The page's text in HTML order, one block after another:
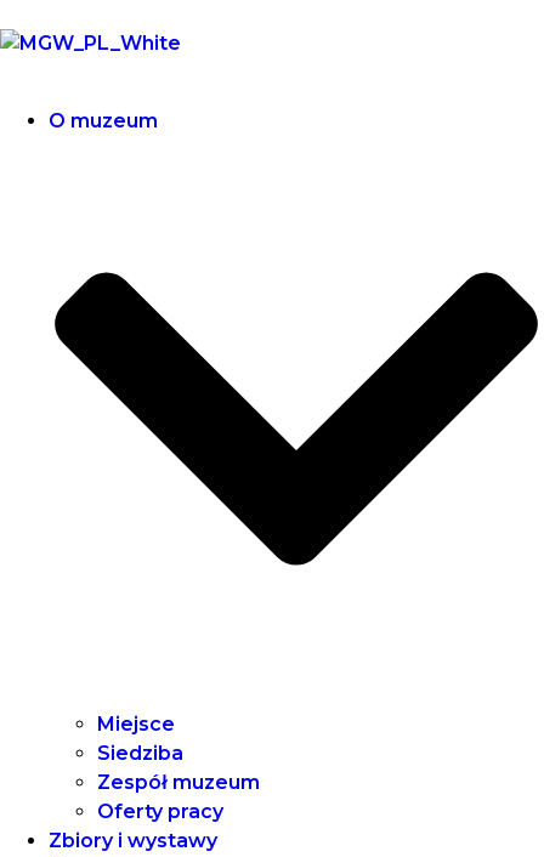
O muzeum
Miejsce
Siedziba
Zespół muzeum
Oferty pracy
Zbiory i wystawy